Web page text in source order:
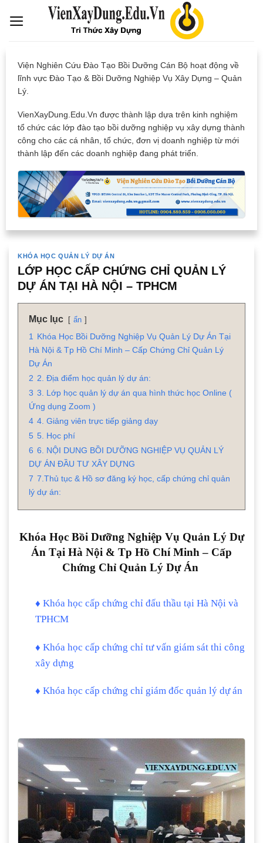
Viện Nghiên Cứu Đào Tạo Bồi Dưỡng Cán Bộ hoạt động về
lĩnh vực Đào Tạo & Bồi Dưỡng Nghiệp Vụ Xây Dựng – Quản
Lý.
VienXayDung.Edu.Vn được thành lập dựa trên kinh nghiệm
tổ chức các lớp đào tạo bồi dưỡng nghiệp vụ xây dựng thành
công cho các cá nhân, tổ chức, đơn vị doanh nghiệp từ mới
thành lập đến các doanh nghiệp đang phát triển.
KHÓA HỌC QUẢN LÝ DỰ ÁN
LỚP HỌC CẤP CHỨNG CHỈ QUẢN LÝ
DỰ ÁN TẠI HÀ NỘI – TPHCM
Mục lục ẩn
1
Khóa Học Bồi Dưỡng Nghiệp Vụ Quản Lý Dự Án Tại
Hà Nội & Tp Hồ Chí Minh – Cấp Chứng Chỉ Quản Lý
Dự Án
2 2. Địa điểm học quản lý dự án:
3 3. Lớp học quản lý dự án qua hình thức học Online (
Ứng dụng Zoom )
4 4. Giảng viên trực tiếp giảng dạy
5 5. Học phí
6 6. NỘI DUNG BỒI DƯỠNG NGHIỆP VỤ QUẢN LÝ
DỰ ÁN ĐẦU TƯ XÂY DỰNG
7 7.Thủ tục & Hồ sơ đăng ký học, cấp chứng chỉ quản
lý dự án:
Khóa Học Bồi Dưỡng Nghiệp Vụ Quản Lý Dự
Án Tại Hà Nội & Tp Hồ Chí Minh – Cấp
Chứng Chỉ Quản Lý Dự Án
♦ Khóa học cấp chứng chỉ đấu thầu tại Hà Nội và
TPHCM
♦ Khóa học cấp chứng chỉ tư vấn giám sát thi công
xây dựng
♦ Khóa học cấp chứng chỉ giám đốc quản lý dự án